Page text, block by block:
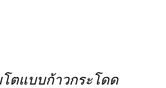
โตแบบก้าวกระโดด